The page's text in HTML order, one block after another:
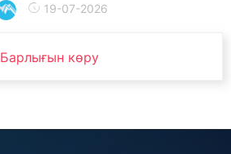
19-07-2026
Барлығын көру